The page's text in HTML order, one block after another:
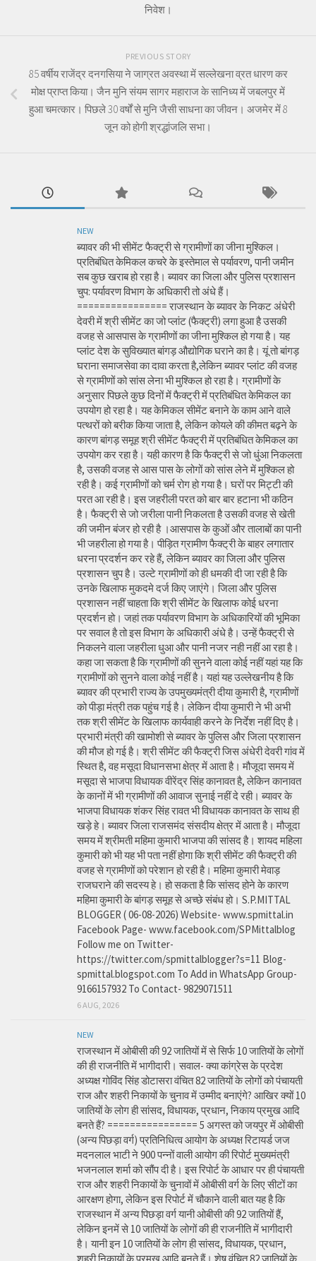
निवेश।
PREVIOUS STORY
85 वर्षीय राजेंद्र दनगसिया ने जाग्रत अवस्था में सल्लेखना व्रत धारण कर
मोक्ष प्राप्त किया। जैन मुनि संयम सागर महाराज के सानिध्य में जबलपुर में
हुआ चमत्कार। पिछले 30 वर्षों से मुनि जैसी साधना का जीवन। अजमेर में 8
जून को होगी श्रद्धांजलि सभा।
NEW
ब्यावर की भी सीमेंट फैक्ट्री से ग्रामीणों का जीना मुश्किल।
प्रतिबंधित केमिकल कचरे के इस्तेमाल से पर्यावरण, पानी जमीन
सब कुछ खराब हो रहा है। ब्यावर का जिला और पुलिस प्रशासन
चुप: पर्यावरण विभाग के अधिकारी तो अंधे हैं।
================ राजस्थान के ब्यावर के निकट अंधेरी
देवरी में श्री सीमेंट का जो प्लांट (फैक्ट्री) लगा हुआ है उसकी
वजह से आसपास के ग्रामीणों का जीना मुश्किल हो गया है। यह
प्लांट देश के सुविख्यात बांगड़ औद्योगिक घराने का है। यूं तो बांगड़
घराना समाजसेवा का दावा करता है,लेकिन ब्यावर प्लांट की वजह
से ग्रामीणों को सांस लेना भी मुश्किल हो रहा है। ग्रामीणों के
अनुसार पिछले कुछ दिनों में फैक्ट्री में प्रतिबंधित केमिकल का
उपयोग हो रहा है। यह केमिकल सीमेंट बनाने के काम आने वाले
पत्थरों को बरीक किया जाता है, लेकिन कोयले की कीमत बढ़ने के
कारण बांगड़ समूह श्री सीमेंट फैक्ट्री में प्रतिबंधित केमिकल का
उपयोग कर रहा है। यही कारण है कि फैक्ट्री से जो धुंआ निकलता
है, उसकी वजह से आस पास के लोगों को सांस लेने में मुश्किल हो
रही है। कई ग्रामीणों को चर्म रोग हो गया है। घरों पर मिट्टी की
परत आ रही है। इस जहरीली परत को बार बार हटाना भी कठिन
है। फैक्ट्री से जो जरीला पानी निकलता है उसकी वजह से खेती
की जमीन बंजर हो रही है ।आसपास के कुओं और तालाबों का पानी
भी जहरीला हो गया है। पीड़ित ग्रामीण फैक्ट्री के बाहर लगातार
धरना प्रदर्शन कर रहे हैं, लेकिन ब्यावर का जिला और पुलिस
प्रशासन चुप है। उल्टे ग्रामीणों को ही धमकी दी जा रही है कि
उनके खिलाफ मुकदमे दर्ज किए जाएंगे। जिला और पुलिस
प्रशासन नहीं चाहता कि श्री सीमेंट के खिलाफ कोई धरना
प्रदर्शन हो। जहां तक पर्यावरण विभाग के अधिकारियों की भूमिका
पर सवाल है तो इस विभाग के अधिकारी अंधे है। उन्हें फैक्ट्री से
निकलने वाला जहरीला धुआ और पानी नजर नही नहीं आ रहा है।
कहा जा सकता है कि ग्रामीणों की सुनने वाला कोई नहीं यहां यह कि
ग्रामीणों को सुनने वाला कोई नहीं है। यहां यह उल्लेखनीय है कि
ब्यावर की प्रभारी राज्य के उपमुख्यमंत्री दीया कुमारी है, ग्रामीणों
को पीड़ा मंत्री तक पहुंच गई है। लेकिन दीया कुमारी ने भी अभी
तक श्री सीमेंट के खिलाफ कार्यवाही करने के निर्देश नहीं दिए है।
प्रभारी मंत्री की खामोशी से ब्यावर के पुलिस और जिला प्रशासन
की मौज हो गई है। श्री सीमेंट की फैक्ट्री जिस अंधेरी देवरी गांव में
स्थित है, वह मसूदा विधानसभा क्षेत्र में आता है। मौजूदा समय में
मसूदा से भाजपा विधायक वीरेंद्र सिंह कानावत है, लेकिन कानावत
के कानों में भी ग्रामीणों की आवाज सुनाई नहीं दे रही। ब्यावर के
भाजपा विधायक शंकर सिंह रावत भी विधायक कानावत के साथ ही
खड़े हे। ब्यावर जिला राजसमंद संसदीय क्षेत्र में आता है। मौजूदा
समय में श्रीमती महिमा कुमारी भाजपा की सांसद है। शायद महिला
कुमारी को भी यह भी पता नहीं होगा कि श्री सीमेंट की फैक्ट्री की
वजह से ग्रामीणों को परेशान हो रही है। महिमा कुमारी मेवाड़
राजघराने की सदस्य हे। हो सकता है कि सांसद होने के कारण
महिमा कुमारी के बांगड़ समूह से अच्छे संबंध हो। S.P.MITTAL
BLOGGER ( 06-08-2026) Website- www.spmittal.in
Facebook Page- www.facebook.com/SPMittalblog
Follow me on Twitter-
https://twitter.com/spmittalblogger?s=11 Blog-
spmittal.blogspot.com To Add in WhatsApp Group-
9166157932 To Contact- 9829071511
6 AUG, 2026
NEW
राजस्थान में ओबीसी की 92 जातियों में से सिर्फ 10 जातियों के लोगों
की ही राजनीति में भागीदारी। सवाल- क्या कांग्रेस के प्रदेश
अध्यक्ष गोविंद सिंह डोटासरा वंचित 82 जातियों के लोगों को पंचायती
राज और शहरी निकायों के चुनाव में उम्मीद बनाएंगे? आखिर क्यों 10
जातियों के लोग ही सांसद, विधायक, प्रधान, निकाय प्रमुख आदि
बनते हैं? ================ 5 अगस्त को जयपुर में ओबीसी
(अन्य पिछड़ा वर्ग) प्रतिनिधित्व आयोग के अध्यक्ष रिटायर्ड जज
मदनलाल भाटी ने 900 पन्नों वाली आयोग की रिपोर्ट मुख्यमंत्री
भजनलाल शर्मा को सौंप दी है। इस रिपोर्ट के आधार पर ही पंचायती
राज और शहरी निकायों के चुनावों में ओबीसी वर्ग के लिए सीटों का
आरक्षण होगा, लेकिन इस रिपोर्ट में चौकाने वाली बात यह है कि
राजस्थान में अन्य पिछड़ा वर्ग यानी ओबीसी की 92 जातियों हैं,
लेकिन इनमें से 10 जातियों के लोगों की ही राजनीति में भागीदारी
है। यानी इन 10 जातियों के लोग ही सांसद, विधायक, प्रधान,